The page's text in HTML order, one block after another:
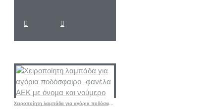
Χειροποίητη λαμπάδα για αγόρια ποδόσφαιρο -φανέλα ΑΕΚ με όνομα και νούμερο